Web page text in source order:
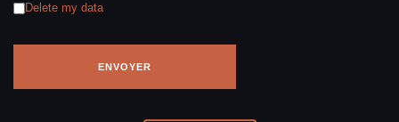
Delete my data